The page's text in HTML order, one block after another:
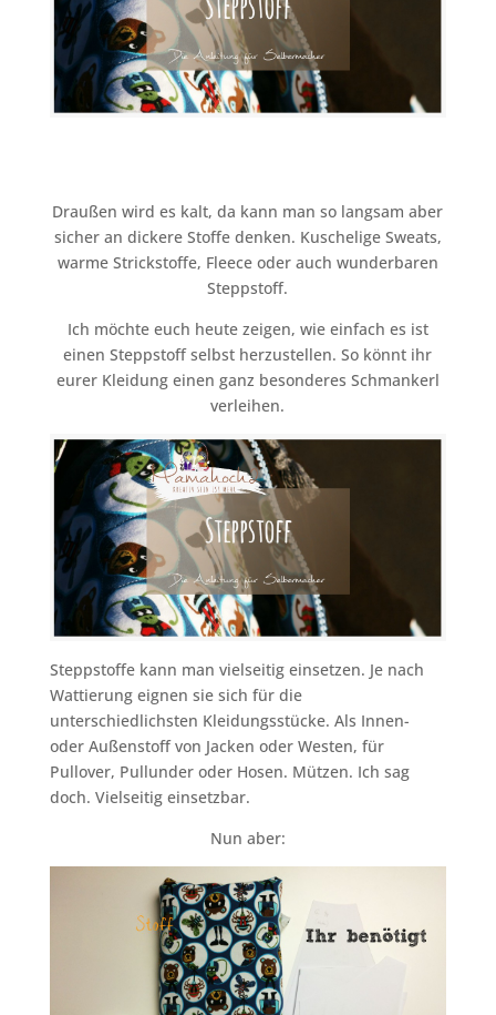
Draußen wird es kalt, da kann man so langsam aber
sicher an dickere Stoffe denken. Kuschelige Sweats,
warme Strickstoffe, Fleece oder auch wunderbaren
Steppstoff.
Ich möchte euch heute zeigen, wie einfach es ist
einen Steppstoff selbst herzustellen. So könnt ihr
eurer Kleidung einen ganz besonderes Schmankerl
verleihen.
Steppstoffe kann man vielseitig einsetzen. Je nach
Wattierung eignen sie sich für die
unterschiedlichsten Kleidungsstücke. Als Innen-
oder Außenstoff von Jacken oder Westen, für
Pullover, Pullunder oder Hosen. Mützen. Ich sag
doch. Vielseitig einsetzbar.
Nun aber: